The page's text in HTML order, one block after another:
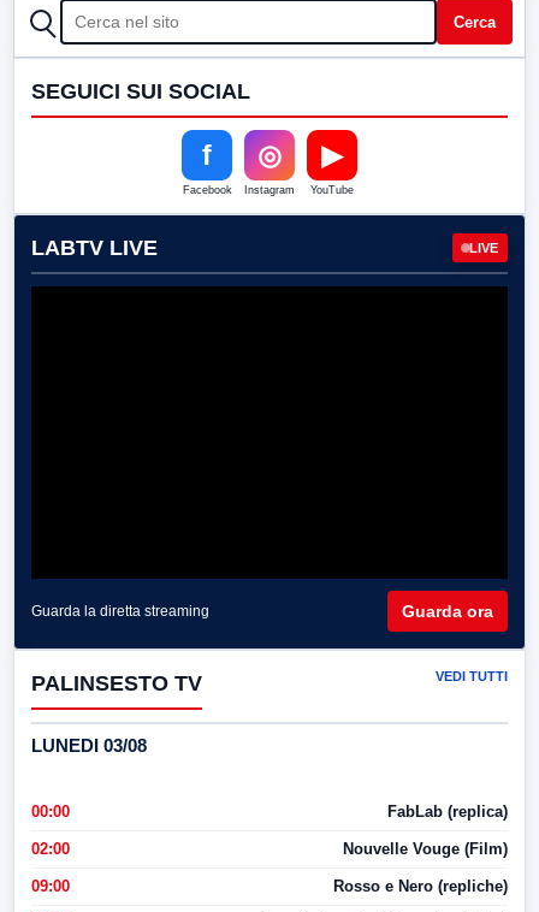
CERCA Cerca
SEGUICI SUI SOCIAL
f
Facebook
◎
Instagram
▶
YouTube
LABTV LIVE LIVE
Guarda la diretta streaming Guarda ora
PALINSESTO TV VEDI TUTTI
LUNEDI 03/08
00:00 FabLab (replica)
02:00 Nouvelle Vouge (Film)
09:00 Rosso e Nero (repliche)